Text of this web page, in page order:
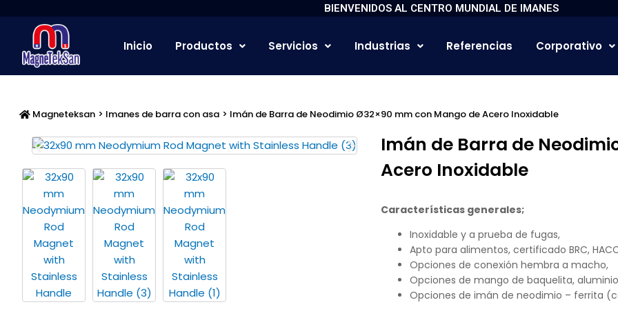
contenido
BIENVENIDOS AL CENTRO MUNDIAL DE IMANES
Inicio Productos Servicios Industrias Referencias Corporativo
Magneteksan > Imanes de barra con asa > Imán de Barra de Neodimio Ø32×90 mm con Mango de Acero Inoxidable
Imán de Barra de
Acero Inoxidable
Características generales;
Inoxidable y a prueba de fugas,
Apto para alimentos, certificado BRC,
Opciones de conexión hembra a macho,
Opciones de mango de baquelita,
Opciones de imán de neodimio – ferrita